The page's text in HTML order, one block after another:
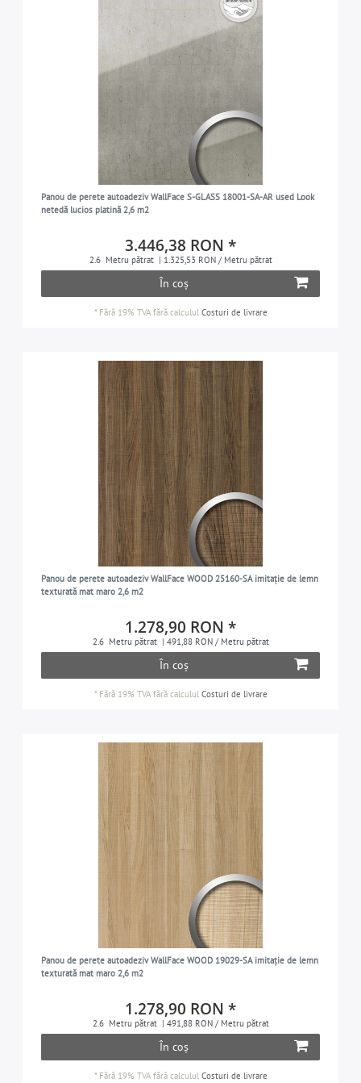
Panou de perete autoadeziv WallFace S-GLASS 18001-SA-AR used Look
netedă lucios platină 2,6 m2
3.446,38 RON *
2.6 Metru pătrat | 1.325,53 RON / Metru pătrat
În coș
* Fără 19% TVAfără calculul Costuri de livrare
Panou de perete autoadeziv WallFace WOOD 25160-SA imitație de lemn
texturată mat maro 2,6 m2
1.278,90 RON *
2.6 Metru pătrat | 491,88 RON / Metru pătrat
În coș
* Fără 19% TVAfără calculul Costuri de livrare
Panou de perete autoadeziv WallFace WOOD 19029-SA imitație de lemn
texturată mat maro 2,6 m2
1.278,90 RON *
2.6 Metru pătrat | 491,88 RON / Metru pătrat
În coș
* Fără 19% TVAfără calculul Costuri de livrare